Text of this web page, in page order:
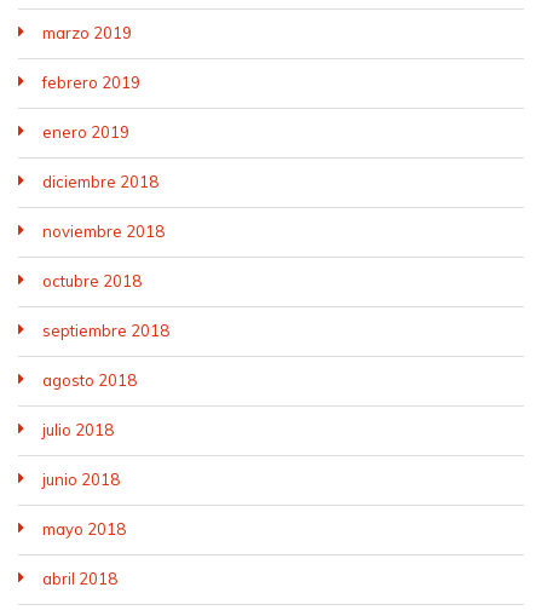
marzo 2019
febrero 2019
enero 2019
diciembre 2018
noviembre 2018
octubre 2018
septiembre 2018
agosto 2018
julio 2018
junio 2018
mayo 2018
abril 2018